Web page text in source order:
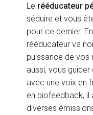
Le rééducateur
séduire et vous
pour ce dernier.
rééducateur va
puissance de vos
aussi, vous
avec une voix en
en biofeedback, il
diverses